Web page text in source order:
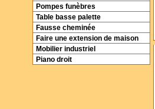
Pompes funèbres
Table basse palette
Fausse cheminée
Faire une extension de maison
Mobilier industriel
Piano droit